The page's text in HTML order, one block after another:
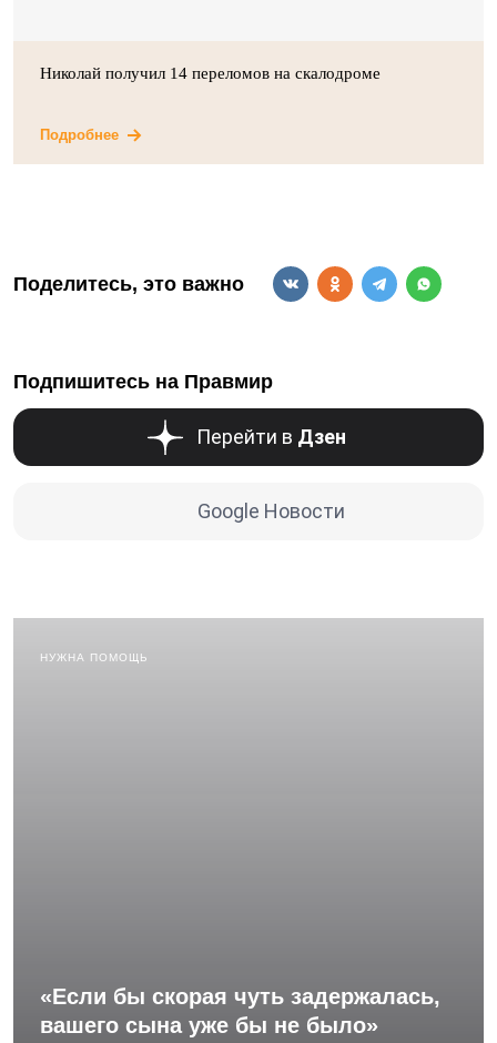
Николай получил 14 переломов на скалодроме
Подробнее
Поделитесь, это важно
Подпишитесь на Правмир
Перейти в Дзен
Google Новости
НУЖНА ПОМОЩЬ
«Если бы скорая чуть задержалась,
вашего сына уже бы не было»